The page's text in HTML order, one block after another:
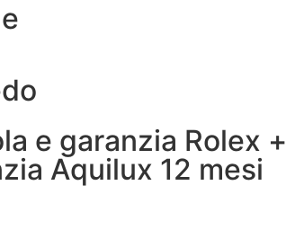
e garanzia Rolex +
Aquilux 12 mesi